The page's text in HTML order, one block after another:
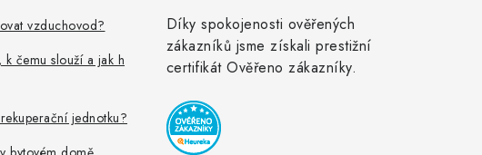
vzduchovod?
k čemu slouží a jak h
jednotku?
Díky spokojenosti ověřených
zákazníků jsme získali prestižní
certifikát Ověřeno zákazníky.